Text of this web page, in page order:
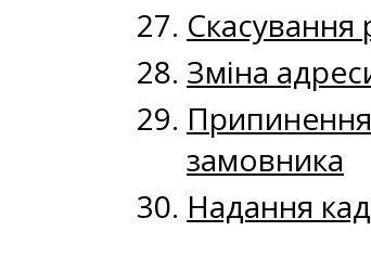
Скасування
Зміна
замовника
Надання